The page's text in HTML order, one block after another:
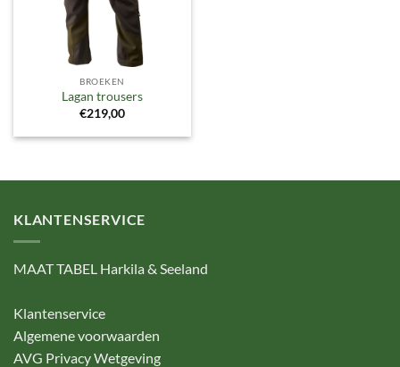
BROEKEN
Lagan trousers
€219,00
KLANTENSERVICE
MAAT TABEL Harkila & Seeland
Klantenservice
Algemene voorwaarden
AVG Privacy Wetgeving